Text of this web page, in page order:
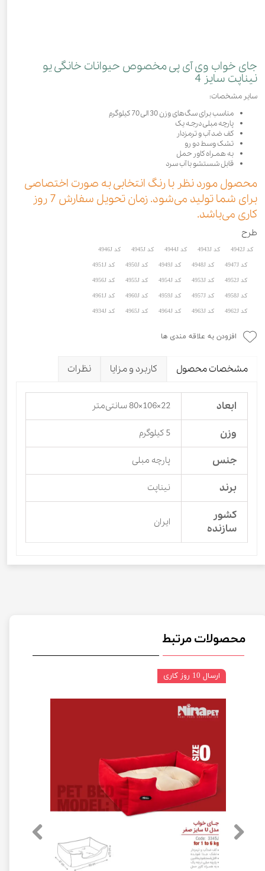
جای خواب وی آی پی مخصوص حیوانات خانگی یو
نیناپت سایز 4
سایر مشخصات:
مناسب برای سگ‌های وزن 30 الی 70 کیلوگرم
پارچه مبلی درجـه یک
کف ضد آب و ترمزدار
تشک وسط دو رو
به همـراه کاور حمل
قابل شستشو با آب سرد
محصول مورد نظر با رنگ انتخابی به صورت اختصاصی
برای شما تولید می‌شود. زمان تحویل سفارش 7 روز
کاری می‌باشد.
طرح
کد 4942J کد 4943J کد 4944J کد 4945J
کد 4946J
کد 4947J
کد 4948J کد 4949J کد 4950J
کد 4951J
کد 4952J
کد 4953J کد 4954J کد 4955J
کد 4956J
کد 4958J
کد 4957J کد 4959J کد 4960J
کد 4961J
کد 4962J
کد 4963J کد 4964J کد 4965J کد 4934J
افزودن به علاقه مندی ها
مشخصات محصول کاربرد و مزایا نظرات
ابعاد 22×106×80 سانتی‌متر
وزن 5 کیلوگرم
جنس پارچه مبلی
برند نیناپت
کشور
سازنده
ایران
محصولات مرتبط
ارسال 10 روز کاری